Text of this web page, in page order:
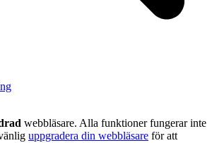
webbläsare. Alla funktioner fungerar inte
uppgradera din webbläsare för att